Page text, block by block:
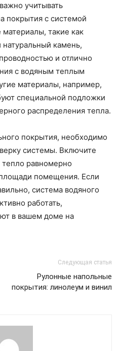
учитывать
покрытия с системой
такие как
натуральный камень,
и отлично
с водяным теплым
материалы, например,
специальной подложки
распределения тепла.
покрытия, необходимо
системы. Включите
тепло равномерно
помещения. Если
система водяного
работать,
в вашем доме на
Следующая статья
Рулонные напольные
покрытия: линолеум и винил